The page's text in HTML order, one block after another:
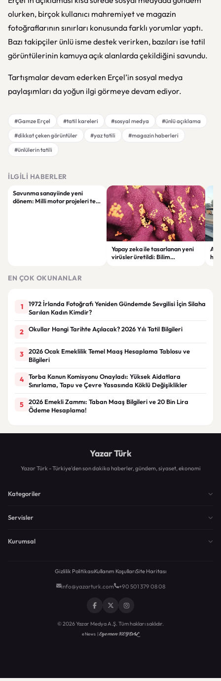
olurken, birçok kullanıcı mahremiyet ve magazin
fotoğraflarının sınırları konusunda farklı yorumlar yaptı.
Bazı takipçiler ünlü isme destek verirken, bazıları ise tatil
görüntülerinin kamuya açık alanlarda çekildiğini savundu.
Tartışmalar devam ederken Erçel’in sosyal medya
paylaşımları da yoğun ilgi görmeye devam ediyor.
#Gamze Erçel #tatil kareleri #sosyal medya
#ünlü açıklama
#dikkat çeken görüntüler
#yaz tatili
#magazin haberleri
#ünlülerin tatili
İLGILI HABERLER
Savunma sanayiinde yeni
dönem: Milli motor projeleri tek
Yapay zeka ile tasarlanan yeni
virüsler üretildi: Bilim
EN ÇOK OKUNANLAR
1
1972 İrlanda Fotoğrafı Yeniden Gündemde Sevgilisi İçin Silaha
Sarılan Kadın Kimdir?
2 Okullar Hangi Tarihte Açılacak? 2026 Yılı Tatil Bilgileri
3
2026 Ocak Emeklilik Temel Maaş Hesaplama Tablosu ve
Bilgileri
4
Torba Kanun Komisyonu Onayladı: Yüksek Aidatlara
Sınırlama, Tapu ve Çevre Yasasında Köklü Değişiklikler
5
2026 Emekli Zammı: Taban Maaş Bilgileri ve 20 Bin Lira
Ödeme Hesaplama!
Yazar Türk
Yazar Türk - Türkiye'den son dakika haberler, gündem, siyaset, ekonomi
Kategoriler
Servisler
Kurumsal
Gizlilik PolitikasıKullanım KoşullarıSite Haritası
info@yazarturk.com +90 501 379 08 08
© 2026 Yazar Medya A.Ş. Tüm hakları saklıdır.
eNews |Egemen KEYDAL